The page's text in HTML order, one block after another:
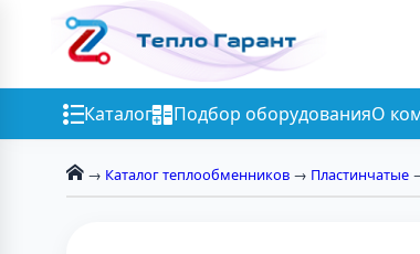
Каталог Подбор оборудованияО
→ Каталог теплообменников → Пластинчатые